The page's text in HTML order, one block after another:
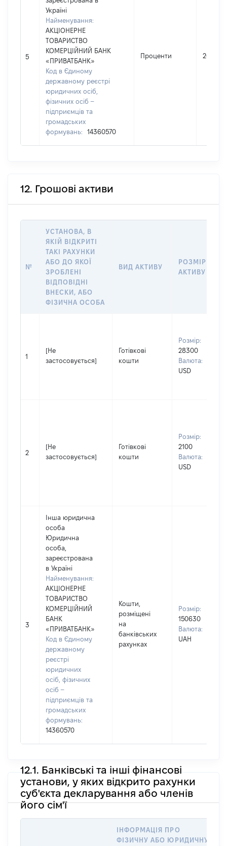
5
Україні
Найменування:
АКЦІОНЕРНЕ
ТОВАРИСТВО
КОМЕРЦІЙНИЙ БАНК
«ПРИВАТБАНК»
Код в Єдиному
державному реєстрі
юридичних осіб,
фізичних осіб –
підприємців та
громадських
формувань:
14360570
Проценти 20
12. Грошові активи
№
УСТАНОВА, В
ЯКІЙ ВІДКРИТІ
ТАКІ РАХУНКИ
АБО ДО ЯКОЇ
ЗРОБЛЕНІ
ВІДПОВІДНІ
ВНЕСКИ, АБО
ФІЗИЧНА ОСОБА
ВИД АКТИВУ
РОЗМІР
АКТИВУ
1
[Не
застосовується]
Готівкові
кошти
Розмір:
28300
Валюта:
USD
2
[Не
застосовується]
Готівкові
кошти
Розмір:
2100
Валюта:
USD
3
Інша юридична
особа
Юридична
особа,
зареєстрована
в Україні
Найменування:
АКЦІОНЕРНЕ
ТОВАРИСТВО
КОМЕРЦІЙНИЙ
БАНК
«ПРИВАТБАНК»
Код в Єдиному
державному
реєстрі
юридичних
осіб, фізичних
осіб –
підприємців та
громадських
формувань:
14360570
Кошти,
розміщені
на
банківських
рахунках
Розмір:
150630
Валюта:
UAH
12.1. Банківські та інші фінансові
установи, у яких відкрито рахунки
суб'єкта декларування або членів
його сім'ї
ІНФОРМАЦІЯ ПРО
ФІЗИЧНУ АБО ЮРИДИЧНУ